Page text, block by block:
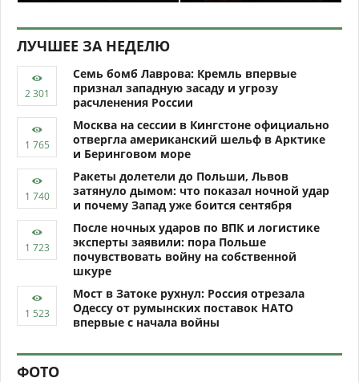
ЛУЧШЕЕ ЗА НЕДЕЛЮ
Семь бомб Лаврова: Кремль впервые
признал западную засаду и угрозу
расчленения России
Москва на сессии в Кингстоне официально
отвергла американский шельф в Арктике
и Беринговом море
Ракеты долетели до Польши, Львов
затянуло дымом: что показал ночной удар
и почему Запад уже боится сентября
После ночных ударов по ВПК и логистике
эксперты заявили: пора Польше
почувствовать войну на собственной
шкуре
Мост в Затоке рухнул: Россия отрезала
Одессу от румынских поставок НАТО
впервые с начала войны
ФОТО